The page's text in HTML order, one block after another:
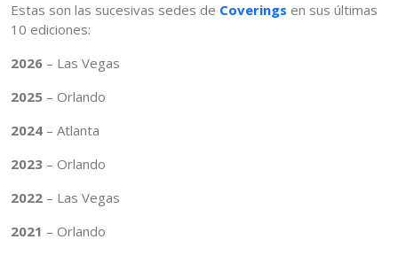
Estas son las sucesivas sedes de Coverings en sus últimas
10 ediciones:
2026 – Las Vegas
2025 – Orlando
2024 – Atlanta
2023 – Orlando
2022 – Las Vegas
2021 – Orlando